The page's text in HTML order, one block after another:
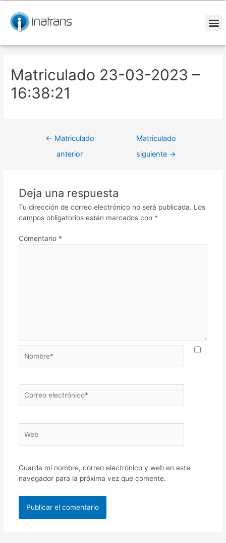
contenido
Matriculado 23-03-2023 –
16:38:21
de
entradas
← Matriculado
anterior
Matriculado
siguiente →
Deja una respuesta
Tu dirección de correo electrónico no será publicada. Los
campos obligatorios están marcados con *
Comentario *
electrónico*
Guarda mi nombre, correo electrónico y web en este
navegador para la próxima vez que comente.